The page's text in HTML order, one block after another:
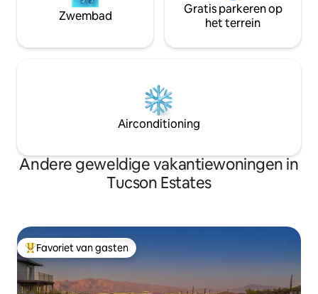
Zwembad
Gratis parkeren op
het terrein
Airconditioning
Andere geweldige vakantiewoningen in
Tucson Estates
Topfavoriet van gasten
Favoriet van gasten